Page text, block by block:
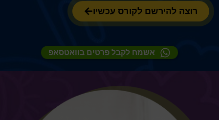
רוצה להירשם לקורס עכשיו
אשמח לקבל פרטים בוואטסאפ